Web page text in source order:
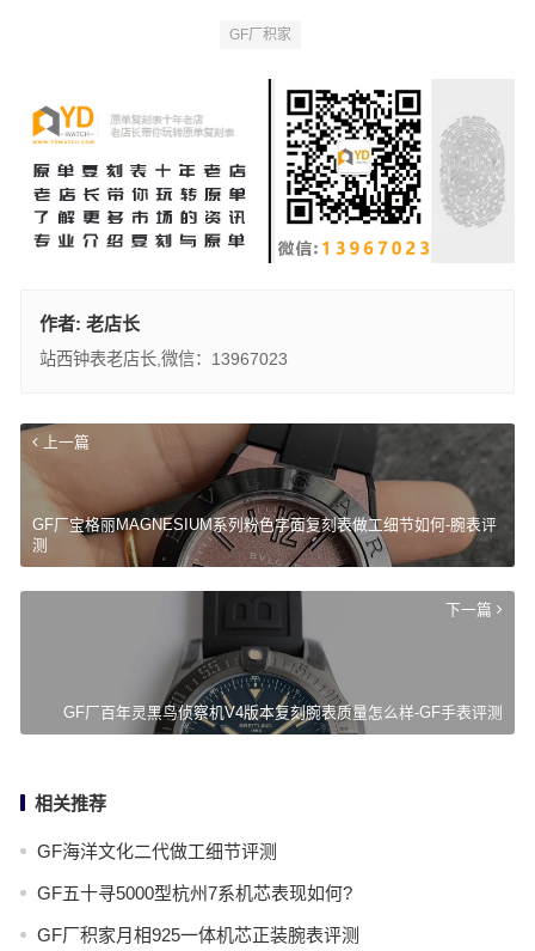
GF厂积家
作者: 老店长
站西钟表老店长,微信：13967023
上一篇
GF厂宝格丽MAGNESIUM系列粉色字面复刻表做工细节如何-腕表评
测
下一篇
GF厂百年灵黑鸟侦察机V4版本复刻腕表质量怎么样-GF手表评测
相关推荐
GF海洋文化二代做工细节评测
GF五十寻5000型杭州7系机芯表现如何?
GF厂积家月相925一体机芯正装腕表评测